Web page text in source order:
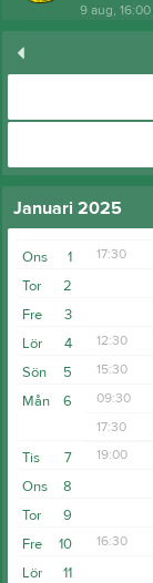
9 aug, 16:00
Januari 2025
1
Ons 17:30
2
Tor
3
Fre
4
Lör 12:30
15:00
5
Sön 15:30
17:00
6
Mån 09:30
16:30
17:30
7
Tis 19:00
8
Ons
9
Tor
10
Fre 16:30
11
Lör